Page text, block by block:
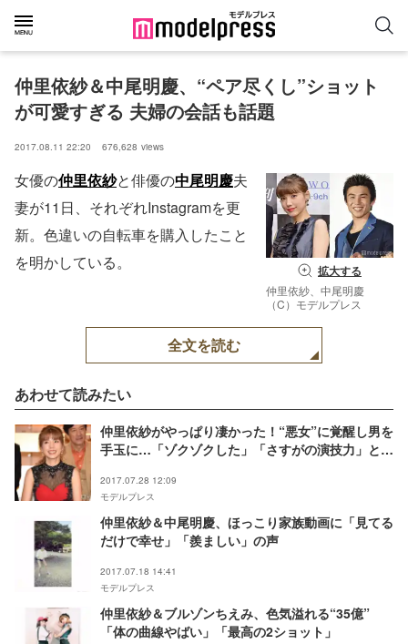
仲里依紗＆中尾明慶、“ペア尽くし”ショット
が可愛すぎる 夫婦の会話も話題
2017.08.11 22:20 676,628 views
拡大する
仲里依紗、中尾明慶
（C）モデルプレス
女優の仲里依紗と俳優の中尾明慶夫
妻が11日、それぞれInstagramを更
新。色違いの自転車を購入したこと
を明かしている。
全文を読む
あわせて読みたい
仲里依紗がやっぱり凄かった！“悪女”に覚醒し男を
手玉に…「ゾクゾクした」「さすがの演技力」と反
2017.07.28 12:09
モデルプレス
仲里依紗＆中尾明慶、ほっこり家族動画に「見てる
だけで幸せ」「羨ましい」の声
2017.07.18 14:41
モデルプレス
仲里依紗＆ブルゾンちえみ、色気溢れる“35億”
「体の曲線やばい」「最高の2ショット」